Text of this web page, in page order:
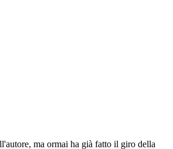
ma ormai ha già fatto il giro della